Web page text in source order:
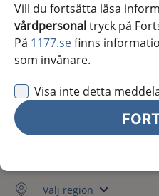
Vill du fortsätta läsa
vårdpersonaltryck på
På 1177.sefinns
som invånare.
Visa inte detta
Jag vill inte se någon
Obs! Detta val innebär att
och viktig information
Välj region